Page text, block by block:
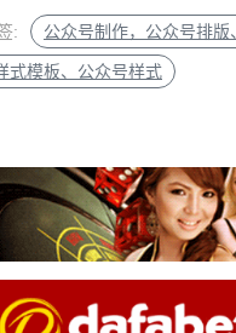
: 公众号制作，公众号排版
式模板、公众号样式